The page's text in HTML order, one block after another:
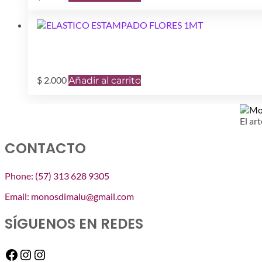
$ 2.000Añadir al carrito
El
CONTACTO
Phone: (57) 313 628 9305
Email: monosdimalu@gmail.com
SÍGUENOS EN REDES
Facebook
Instagram
Instagram